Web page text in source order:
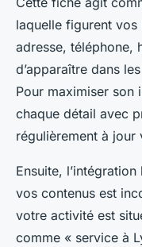
laquelle figurent vos
adresse, téléphone,
d’apparaître dans
Pour maximiser son
chaque détail avec
régulièrement à jour
Ensuite,
vos contenus est
votre activité est
comme « service à